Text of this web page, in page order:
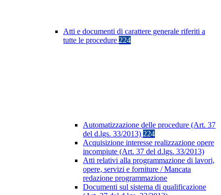
Atti e documenti di carattere generale riferiti a
tutte le procedure 224
Automatizzazione delle procedure (Art. 37
del d.lgs. 33/2013) 224
Acquisizione interesse realizzazione opere
incompiute (Art. 37 del d.lgs. 33/2013)
Atti relativi alla programmazione di lavori,
opere, servizi e forniture / Mancata
redazione programmazione
Documenti sul sistema di qualificazione